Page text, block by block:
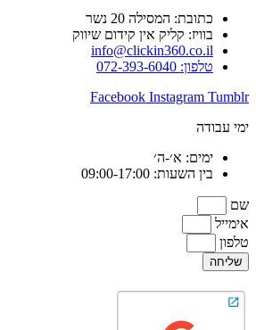
כתובת: המסילה 20 נשר
בוויז: קליק אין קידום שיווק
info@clickin360.co.il
טלפון: 072-393-6040
Facebook Instagram Tumblr
ימי עבודה
ימים: א׳-ה׳
בין השעות: 09:00-17:00
שם
אימייל
טלפון
שליחה